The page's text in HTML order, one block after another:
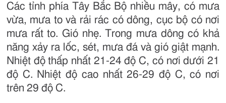
Các tỉnh phía Tây Bắc Bộ nhiều mây, có mưa
vừa, mưa to và rải rác có dông, cục bộ có nơi
mưa rất to. Gió nhẹ. Trong mưa dông có khả
năng xảy ra lốc, sét, mưa đá và gió giật mạnh.
Nhiệt độ thấp nhất 21-24 độ C, có nơi dưới 21
độ C. Nhiệt độ cao nhất 26-29 độ C, có nơi
trên 29 độ C.